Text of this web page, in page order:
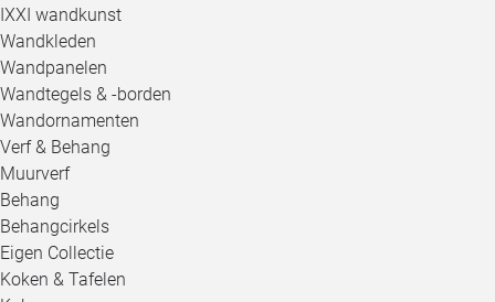
IXXI wandkunst
Wandkleden
Wandpanelen
Wandtegels & -borden
Wandornamenten
Verf & Behang
Muurverf
Behang
Behangcirkels
Eigen Collectie
Koken & Tafelen